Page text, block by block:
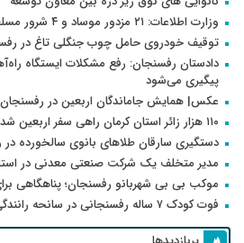
وزارت اطلاعات: ۲۱ مزدور موساد و ۴ شرور مسلح در کرمان بازداشت شدند
توقیف خودروی حامل چوب جنگلی تاغ در
دادستان رفسنجان: رفع مشکلات ایستگاه
پیگیری می‌شود
عکس| همایش جاماندگان اربعین در رفسنجان
۱۱۰ هزار زائر استان کرمان راهی سفر اربعین شدند
دستگیری سارقان طلاهای بانوی سالخورده
مدیر متخلف یک شرکت صنعتی معدنی در
موکب بی بی شهربانو رفسنجان؛ پناهگاهی
فوت کودک ۷ ساله رفسنجانی در سانحه رانندگی